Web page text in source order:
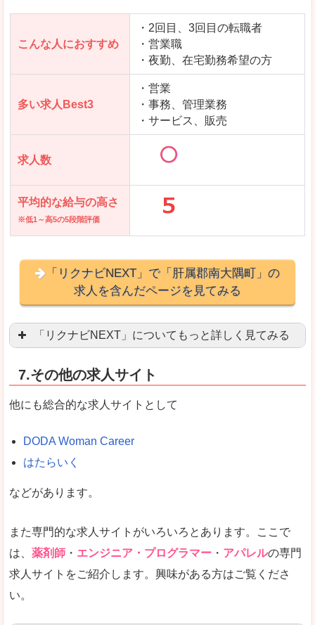
求人を含んだページを見てみる
こんな人におすすめ
・2回目、3回目の転職者
・営業職
・夜勤、在宅勤務希望の方
多い求人Best3
・営業
・事務、管理業務
・サービス、販売
求人数
平均的な給与の高さ
※低1～高5の5段階評価
「リクナビNEXT」で「肝属郡南大隅町」の
求人を含んだページを見てみる
「リクナビNEXT」についてもっと詳しく見てみる
良いところ
悪いところ
未経験 未経験の求人もあります
営業職を探している方にとっては、有利なサイト
7.その他の求人サイト
他にも総合的な求人サイトとして
DODA Woman Career
はたらいく
などがあります。
また専門的な求人サイトがいろいろとあります。ここで
は、 薬剤師 ・ エンジニア・プログラマー ・ アパレルの専門
求人サイトをご紹介します。興味がある方はご覧くださ
い。